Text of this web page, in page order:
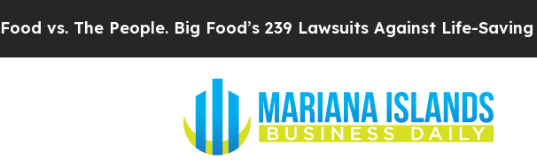
Big Food’s 239 Lawsuits Against Life-Saving Policies